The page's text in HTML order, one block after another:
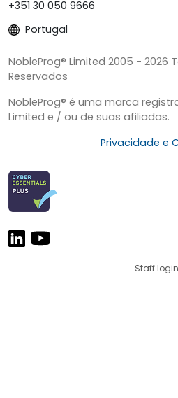
+351 30 050 9666
Portugal
NobleProg® Limited 2005 - 2026
Reservados
NobleProg® é uma marca
Limited e / ou de suas afiliadas.
Privacidade e
Staff login